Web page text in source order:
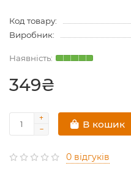
Код товару:
Виробник:
349₴
В кошик
0 відгуків